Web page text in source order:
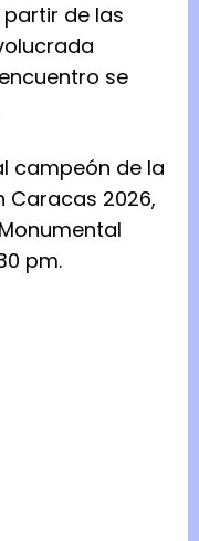
partir de las
se
campeón de la
Caracas 2026,
pm.